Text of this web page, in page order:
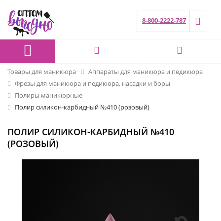
8-800-2222-787
Товары для маникюра
Аппараты для маникюра и педикюра
Фрезы для маникюра и педикюра, насадки и боры
Полиры маникюрные
Полир силикон-карбидный №410 (розовый)
ПОЛИР СИЛИКОН-КАРБИДНЫЙ №410
(РОЗОВЫЙ)